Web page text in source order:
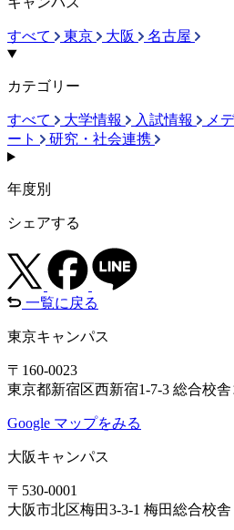
すべて 東京 大阪 名古屋
カテゴリー
すべて 大学情報 入試情報 メ
ート
研究・社会連携
年度別
シェアする
一覧に戻る
東京キャンパス
〒160-0023
東京都新宿区西新宿1-7-3 総合校
Google マップをみる
大阪キャンパス
〒530-0001
大阪市北区梅田3-3-1 梅田総合校舎